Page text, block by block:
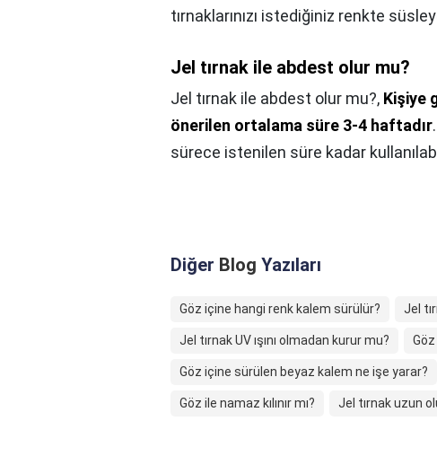
tırnaklarınızı istediğiniz renkte
Jel tırnak ile abdest olur mu?
Jel tırnak ile abdest olur mu?, Kişiye
önerilen ortalama süre 3-4 haftadır
sürece istenilen süre kadar
Diğer Blog Yazıları
Göz içine hangi renk kalem sürülür? Jel
Jel tırnak UV ışını olmadan kurur mu?
Göz içine sürülen beyaz kalem ne işe yarar?
Göz ile namaz kılınır mı? Jel tırnak uzun